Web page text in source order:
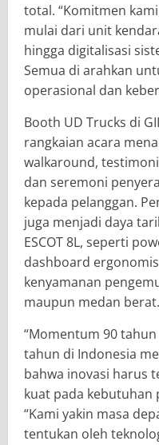
total. “Komitmen
mulai dari unit
hingga digitalisasi
Semua di arahkan
operasional dan
Booth UD Trucks di
rangkaian acara
walkaround, testimoni
dan seremoni
kepada pelanggan.
juga menjadi daya
ESCOT 8L, seperti
dashboard
kenyamanan
maupun medan berat.
“Momentum 90
tahun di Indonesia
bahwa inovasi harus
kuat pada kebutuhan
“Kami yakin masa
tentukan oleh